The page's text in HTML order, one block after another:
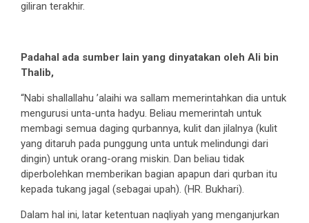
giliran terakhir.
Padahal ada sumber lain yang dinyatakan oleh Ali bin
Thalib,
“Nabi shallallahu ’alaihi wa sallam memerintahkan dia untuk
mengurusi unta-unta hadyu. Beliau memerintah untuk
membagi semua daging qurbannya, kulit dan jilalnya (kulit
yang ditaruh pada punggung unta untuk melindungi dari
dingin) untuk orang-orang miskin. Dan beliau tidak
diperbolehkan memberikan bagian apapun dari qurban itu
kepada tukang jagal (sebagai upah). (HR. Bukhari).
Dalam hal ini, latar ketentuan naqliyah yang menganjurkan